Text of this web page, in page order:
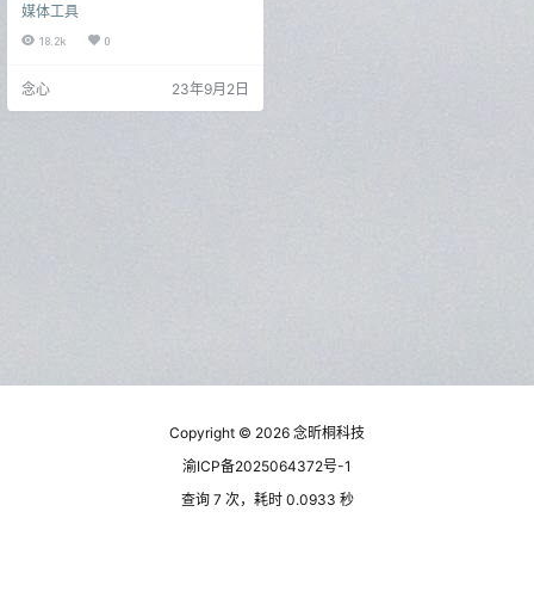
提供无损音质正版歌曲在线试听，
支持蝰蛇音效、AI智能音效以及听歌
音乐PC版 v9.3.0.0 W4 / v8.7.7 BC
S37 去广告破解豪华VIP绿色版 ☑
媒体工具
18.2k 0
念心 23年9月2日
Copyright © 2026 念昕桐科技
渝ICP备2025064372号-1
查询 7 次，耗时 0.0933 秒